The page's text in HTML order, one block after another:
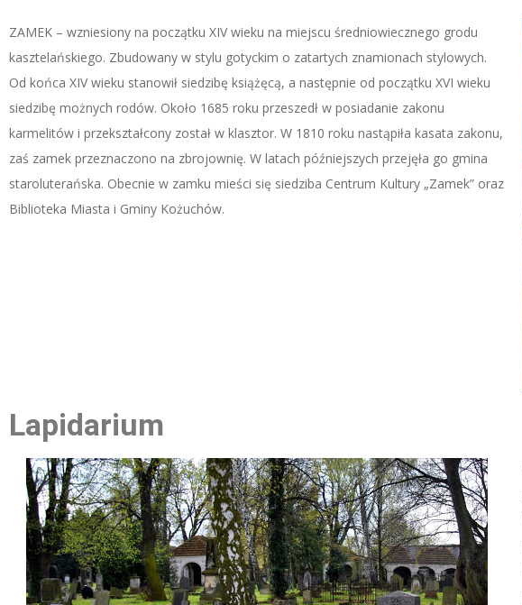
ZAMEK – wzniesiony na początku XIV wieku na miejscu średniowiecznego grodu
kasztelańskiego. Zbudowany w stylu gotyckim o zatartych znamionach stylowych.
Od końca XIV wieku stanowił siedzibę książęcą, a następnie od początku XVI wieku
siedzibę możnych rodów. Około 1685 roku przeszedł w posiadanie zakonu
karmelitów i przekształcony został w klasztor. W 1810 roku nastąpiła kasata zakonu,
zaś zamek przeznaczono na zbrojownię. W latach późniejszych przejęła go gmina
staroluterańska. Obecnie w zamku mieści się siedziba Centrum Kultury „Zamek” oraz
Biblioteka Miasta i Gminy Kożuchów.
Lapidarium